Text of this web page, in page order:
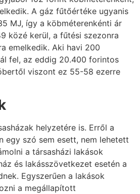
A gáz fűtőértéke ugyanis
MJ, így a köbméterenkénti ár
közé kerül, a fűtési szezonra
emelkedik. Aki havi 200
fel, az eddig 20.400 forintos
viszont ez 55-58 ezerre
helyzetére is. Erről a
egy szó sem esett, nem lehetett
a társasházi lakások
és lakásszövetkezet esetén a
Egyszerűen a lakások
a megállapított